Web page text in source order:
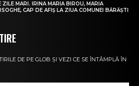
ZILE MARI. IRINA MARIA BIROU, MARIA
CAP DE AFIȘ LA ZIUA COMUNEI BĂRĂȘTI
DE PE GLOB ȘI VEZI CE SE ÎNTÂMPLĂ ÎN